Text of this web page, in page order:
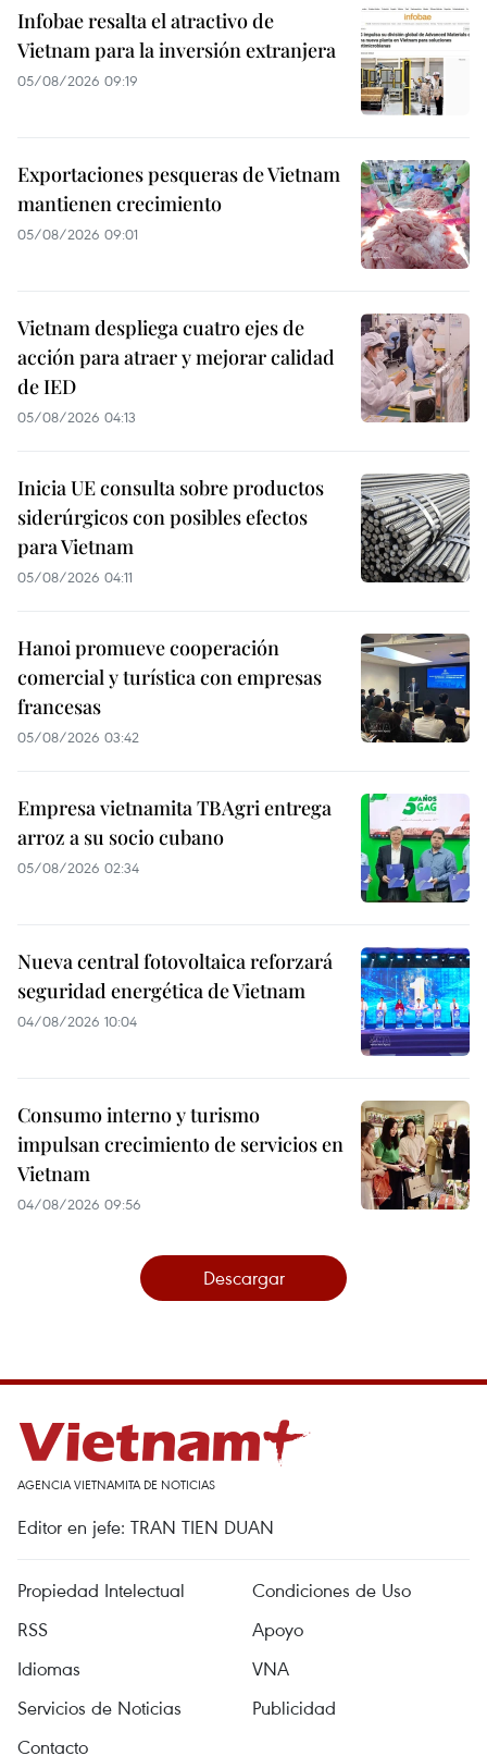
Infobae resalta el atractivo de
Vietnam para la inversión extranjera
05/08/2026 09:19
Exportaciones pesqueras de Vietnam
mantienen crecimiento
05/08/2026 09:01
Vietnam despliega cuatro ejes de
acción para atraer y mejorar calidad
de IED
05/08/2026 04:13
Inicia UE consulta sobre productos
siderúrgicos con posibles efectos
para Vietnam
05/08/2026 04:11
Hanoi promueve cooperación
comercial y turística con empresas
francesas
05/08/2026 03:42
Empresa vietnamita TBAgri entrega
arroz a su socio cubano
05/08/2026 02:34
Nueva central fotovoltaica reforzará
seguridad energética de Vietnam
04/08/2026 10:04
Consumo interno y turismo
impulsan crecimiento de servicios en
Vietnam
04/08/2026 09:56
Descargar
AGENCIA VIETNAMITA DE NOTICIAS
Editor en jefe: TRAN TIEN DUAN
Propiedad Intelectual
Condiciones de Uso
RSS
Apoyo
Idiomas
VNA
Servicios de Noticias
Publicidad
Contacto